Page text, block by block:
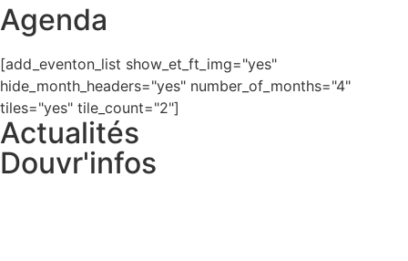
Agenda
[add_eventon_list show_et_ft_img="yes"
hide_month_headers="yes" number_of_months="4"
tiles="yes" tile_count="2"]
Actualités
Douvr'infos